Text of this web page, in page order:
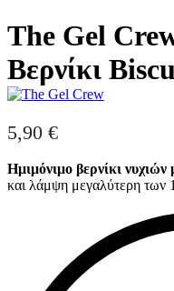
The Gel
Βερνίκι
5,90 €
Ημιμόνιμo βερνίκι νυχιών
και λάμψη μεγαλύτερη των